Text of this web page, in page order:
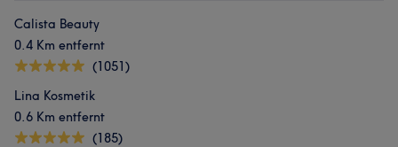
Calista Beauty
0.4 Km entfernt
(1051)
Lina Kosmetik
0.6 Km entfernt
(185)